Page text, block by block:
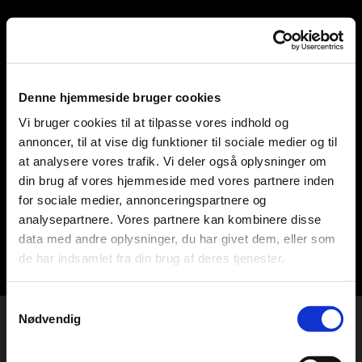
Denne hjemmeside bruger cookies
Vi bruger cookies til at tilpasse vores indhold og
annoncer, til at vise dig funktioner til sociale medier og til
at analysere vores trafik. Vi deler også oplysninger om
din brug af vores hjemmeside med vores partnere inden
for sociale medier, annonceringspartnere og
analysepartnere. Vores partnere kan kombinere disse
data med andre oplysninger, du har givet dem, eller som
de har indsamlet fra din brug af deres tjenester.
Nødvendig
Telefon: +45 40934171
hansteater@googlemail.co
m
>>TEATRET<<